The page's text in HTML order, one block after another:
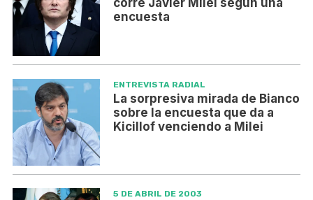
encuesta
ENTREVISTA RADIAL
La sorpresiva mirada de Bianco
sobre la encuesta que da a
Kicillof venciendo a Milei
5 DE ABRIL DE 2003